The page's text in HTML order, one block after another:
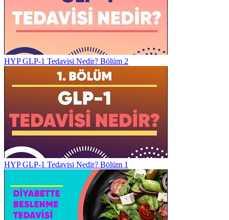
HYP GLP-1 Tedavisi Nedir? Bölüm 2
HYP GLP-1 Tedavisi Nedir? Bölüm 1